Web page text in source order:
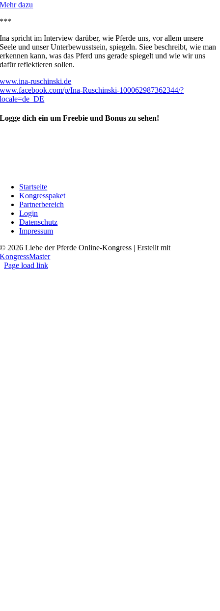
Mehr dazu
***
Ina spricht im Interview darüber, wie Pferde uns, vor allem unsere
Seele und unser Unterbewusstsein, spiegeln. Siee beschreibt, wie man
erkennen kann, was das Pferd uns gerade spiegelt und wie wir uns
dafür reflektieren sollen.
www.ina-ruschinski.de
www.facebook.com/p/Ina-Ruschinski-100062987362344/?
locale=de_DE
Logge dich ein um Freebie und Bonus zu sehen!
Startseite
Kongresspaket
Partnerbereich
Login
Datenschutz
Impressum
© 2026 Liebe der Pferde Online-Kongress | Erstellt mit
KongressMaster
Page load link